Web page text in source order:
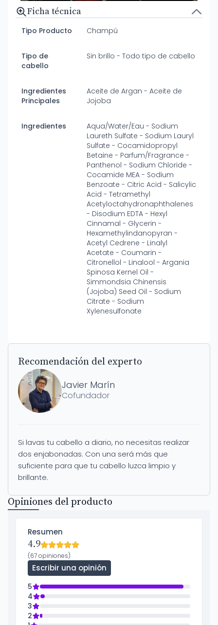
Ficha técnica
Tipo Producto Champú
Tipo de
cabello
Sin brillo - Todo tipo de cabello
Ingredientes
Principales
Aceite de Argan - Aceite de
Jojoba
Ingredientes
Aqua/Water/Eau - Sodium
Laureth Sulfate - Sodium Lauryl
Sulfate - Cocamidopropyl
Betaine - Parfum/Fragrance -
Panthenol - Sodium Chloride -
Cocamide MEA - Sodium
Benzoate - Citric Acid - Salicylic
Acid - Tetramethyl
Acetyloctahydronaphthalenes
- Disodium EDTA - Hexyl
Cinnamal - Glycerin -
Hexamethylindanopyran -
Acetyl Cedrene - Linalyl
Acetate - Coumarin -
Citronellol - Linalool - Argania
Spinosa Kernel Oil -
Simmondsia Chinensis
(Jojoba) Seed Oil - Sodium
Citrate - Sodium
Xylenesulfonate
Recomendación del experto
Javier Marín
Cofundador
Si lavas tu cabello a diario, no necesitas realizar
dos enjabonadas. Con una será más que
suficiente para que tu cabello luzca limpio y
brillante.
Opiniones del producto
Resumen
4.9
(67 opiniones)
Escribir una opinión
5
4
3
2